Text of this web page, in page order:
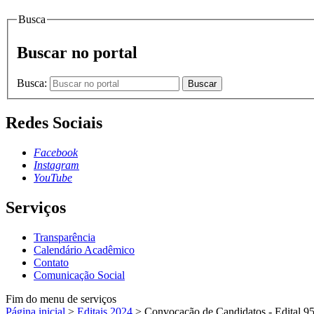
Busca
Buscar no portal
Busca: Buscar
Redes Sociais
Facebook
Instagram
YouTube
Serviços
Transparência
Calendário Acadêmico
Contato
Comunicação Social
Fim do menu de serviços
Página inicial > Editais 2024 > Convocação de Candidatos - Edital